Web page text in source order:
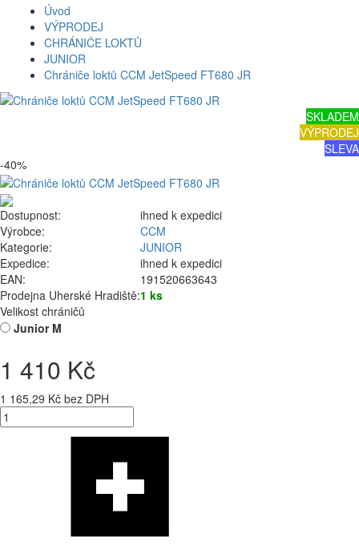
Úvod
VÝPRODEJ
CHRÁNIČE LOKTŮ
JUNIOR
Chrániče loktů CCM JetSpeed FT680 JR
SKLADEM
VÝPRODEJ
SLEVA
-40%
Dostupnost:
ihned k expedici
Výrobce:
CCM
Kategorie:
JUNIOR
Expedice:
ihned k expedici
EAN:
191520663643
Prodejna Uherské Hradiště:1 ks
Velikost chráničů
Junior M
1 410 Kč
1 165,29 Kč bez DPH